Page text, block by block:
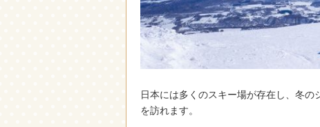
日本には多くのスキー場が存在し、冬
を訪れます。